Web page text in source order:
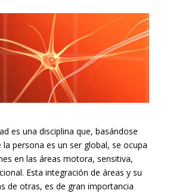
es una disciplina que, basándose
la persona es un ser global, se ocupa
en las áreas motora, sensitiva,
Esta integración de áreas y su
de otras, es de gran importancia